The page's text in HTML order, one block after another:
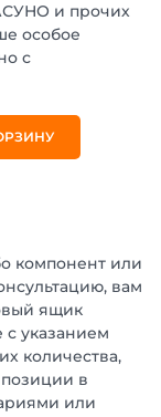
и прочих
особое
с
компонент или
вам
ящик
указанием
количества,
в
или